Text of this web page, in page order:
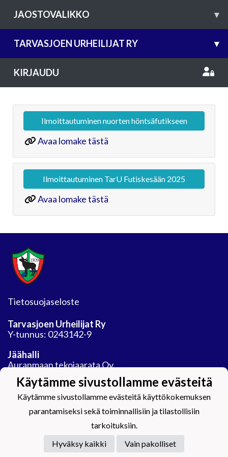
JAOSTOVALIKKO ▾
TARVASJOEN URHEILIJAT RY ▾
KIRJAUDU
Ilmoittautuminen nuorten höntsäfutikseen
Avaa lomake tästä
Ilmoittautuminen TarU Futiskesään 2025
Avaa lomake tästä
Tietosuojaseloste
Tarvasjoen Urheilijat Ry
Y-tunnus: 0243142-9
Jäähalli
Auranmaan tekojaarata Oy
Areenatie 30
21450 Tarvasjoki
Powered by
Käytämme sivustollamme evästeitä
Käytämme sivustollamme evästeitä käyttökokemuksen
parantamiseksi sekä toiminnallisiin ja tilastollisiin
tarkoituksiin.
Hyväksy kaikki
Vain pakolliset